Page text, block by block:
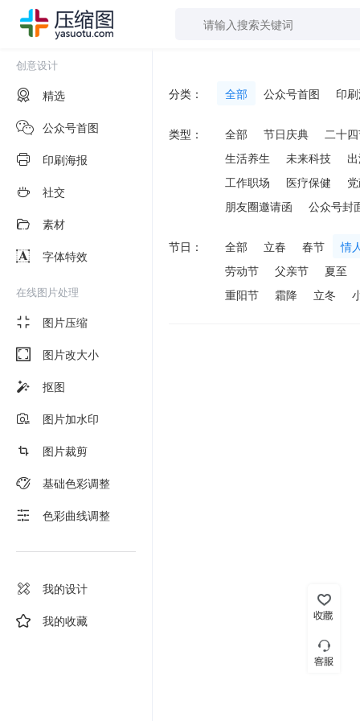
创意设计
精选
公众号首图
印刷海报
社交
素材
字体特效
在线图片处理
图片压缩
图片改大小
抠图
图片加水印
图片裁剪
基础色彩调整
色彩曲线调整
我的设计
我的收藏
分类： 全部 公众号首图 印
类型： 全部 节日庆典
二十
生活养生
未来科技
工作职场
医疗保健
朋友圈邀请函
公众号封
节日： 全部 立春 春节
情
劳动节
父亲节
夏至
重阳节
霜降 立冬